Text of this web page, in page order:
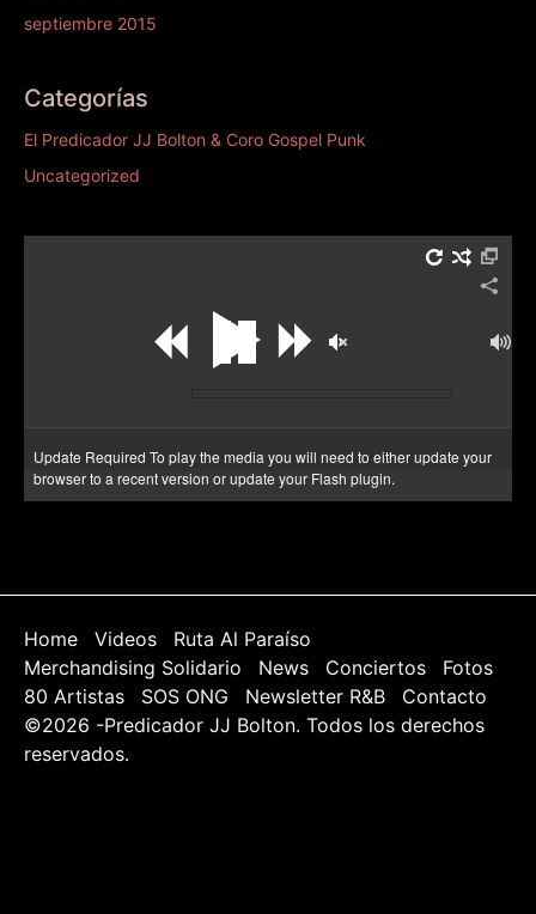
septiembre 2015
Categorías
El Predicador JJ Bolton & Coro Gospel Punk
Uncategorized
Update Required To play the media you will need to either update your
browser to a recent version or update your Flash plugin.
Home Videos
Ruta Al Paraíso
Merchandising Solidario
News Conciertos
Fotos
80 Artistas
SOS ONG Newsletter R&B
Contacto
©2026 -Predicador JJ Bolton. Todos los derechos
reservados.